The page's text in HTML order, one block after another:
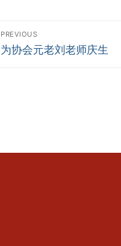
PREVIOUS
Previous
为协会元老刘老师庆生